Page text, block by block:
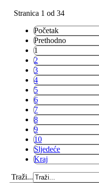
Stranica 1 od 34
Početak
Prethodno
1
2
3
4
5
6
7
8
9
10
Sljedeće
Kraj
Traži...